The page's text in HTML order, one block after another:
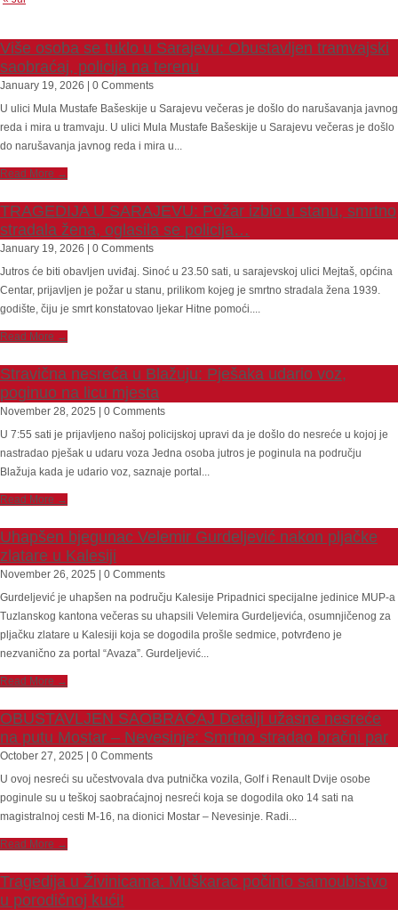
Više osoba se tuklo u Sarajevu: Obustavljen tramvajski
saobraćaj, policija na terenu
January 19, 2026 | 0 Comments
U ulici Mula Mustafe Bašeskije u Sarajevu večeras je došlo do narušavanja javnog
reda i mira u tramvaju. U ulici Mula Mustafe Bašeskije u Sarajevu večeras je došlo
do narušavanja javnog reda i mira u...
Read More →
TRAGEDIJA U SARAJEVU: Požar izbio u stanu, smrtno
stradala žena, oglasila se policija…
January 19, 2026 | 0 Comments
Jutros će biti obavljen uviđaj. Sinoć u 23.50 sati, u sarajevskoj ulici Mejtaš, općina
Centar, prijavljen je požar u stanu, prilikom kojeg je smrtno stradala žena 1939.
godište, čiju je smrt konstatovao ljekar Hitne pomoći....
Read More →
Stravična nesreća u Blažuju: Pješaka udario voz,
poginuo na licu mjesta
November 28, 2025 | 0 Comments
U 7:55 sati je prijavljeno našoj policijskoj upravi da je došlo do nesreće u kojoj je
nastradao pješak u udaru voza Jedna osoba jutros je poginula na području
Blažuja kada je udario voz, saznaje portal...
Read More →
Uhapšen bjegunac Velemir Gurdeljević nakon pljačke
zlatare u Kalesiji
November 26, 2025 | 0 Comments
Gurdeljević je uhapšen na području Kalesije Pripadnici specijalne jedinice MUP-a
Tuzlanskog kantona večeras su uhapsili Velemira Gurdeljevića, osumnjičenog za
pljačku zlatare u Kalesiji koja se dogodila prošle sedmice, potvrđeno je
nezvanično za portal “Avaza”. Gurdeljević...
Read More →
OBUSTAVLJEN SAOBRAĆAJ Detalji užasne nesreće
na putu Mostar – Nevesinje: Smrtno stradao bračni par
October 27, 2025 | 0 Comments
U ovoj nesreći su učestvovala dva putnička vozila, Golf i Renault Dvije osobe
poginule su u teškoj saobraćajnoj nesreći koja se dogodila oko 14 sati na
magistralnoj cesti M-16, na dionici Mostar – Nevesinje. Radi...
Read More →
Tragedija u Živinicama: Muškarac počinio samoubistvo
u porodičnoj kući!